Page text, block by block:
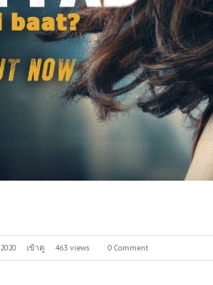
เข้าดู 463 views 0 Comment